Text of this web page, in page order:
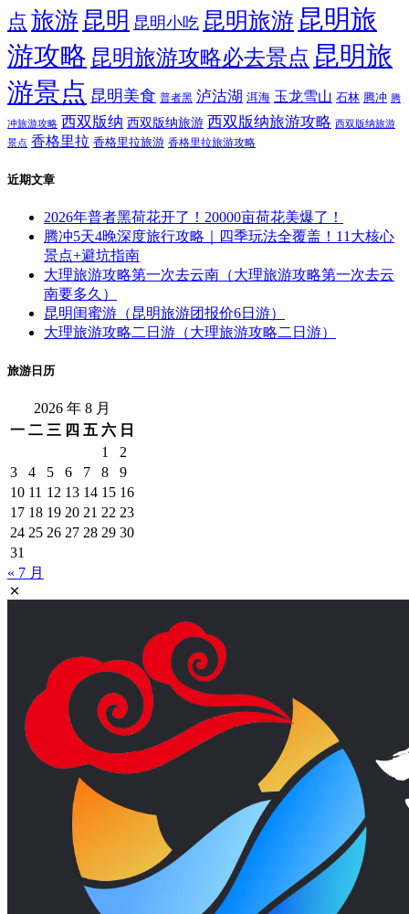
点 旅游 昆明 昆明小吃 昆明旅游 昆明旅
游攻略 昆明旅游攻略必去景点 昆明旅
游景点 昆明美食 普者黑 泸沽湖 洱海 玉龙雪山 石林 腾冲 腾
冲旅游攻略 西双版纳 西双版纳旅游 西双版纳旅游攻略 西双版纳旅游
景点 香格里拉 香格里拉旅游 香格里拉旅游攻略
近期文章
2026年普者黑荷花开了！20000亩荷花美爆了！
腾冲5天4晚深度旅行攻略｜四季玩法全覆盖！11大核心
景点+避坑指南
大理旅游攻略第一次去云南（大理旅游攻略第一次去云
南要多久）
昆明闺蜜游（昆明旅游团报价6日游）
大理旅游攻略二日游（大理旅游攻略二日游）
旅游日历
2026 年 8 月
一 二 三 四 五 六 日
1
2
3
4 5 6 7 8
9
10 11 12 13 14 15 16
17 18 19 20 21 22 23
24 25 26 27 28 29 30
31
« 7 月